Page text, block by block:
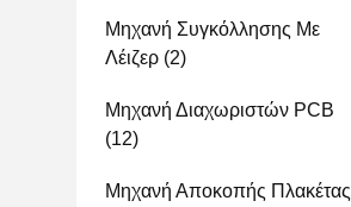
Μηχανή Συγκόλλησης Με
Λέιζερ (2)
Μηχανή Διαχωριστών PCB
(12)
Μηχανή Αποκοπής Πλακέτας